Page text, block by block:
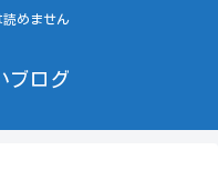
読めません
ブログ